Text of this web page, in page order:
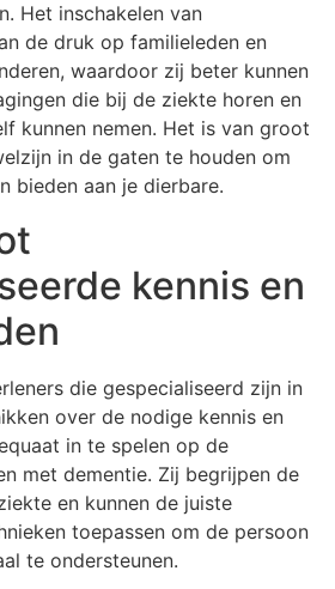
Het inschakelen van
de druk op familieleden en
waardoor zij beter kunnen
die bij de ziekte horen en
kunnen nemen. Het is van groot
in de gaten te houden om
bieden aan je dierbare.
kennis en
die gespecialiseerd zijn in
over de nodige kennis en
in te spelen op de
met dementie. Zij begrijpen de
en kunnen de juiste
toepassen om de persoon
te ondersteunen.